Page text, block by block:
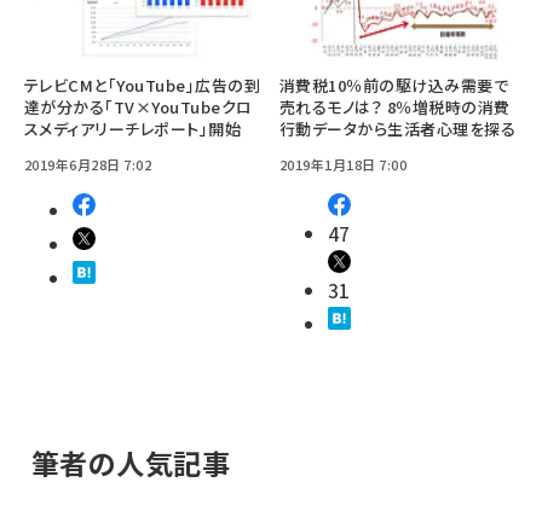
テレビCMと「YouTube」広告の到
達が分かる「TV×YouTubeクロ
スメディアリーチレポート」開始
2019年6月28日 7:02
消費税10％前の駆け込み需要で
売れるモノは？ 8％増税時の消費
行動データから生活者心理を探る
2019年1月18日 7:00
47
31
筆者の人気記事